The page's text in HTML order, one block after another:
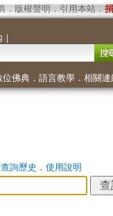
． 版權聲明 ． 引用本站．
｜
位佛典． 語言教學． 相關連
查詢歷史 ． 使用說明